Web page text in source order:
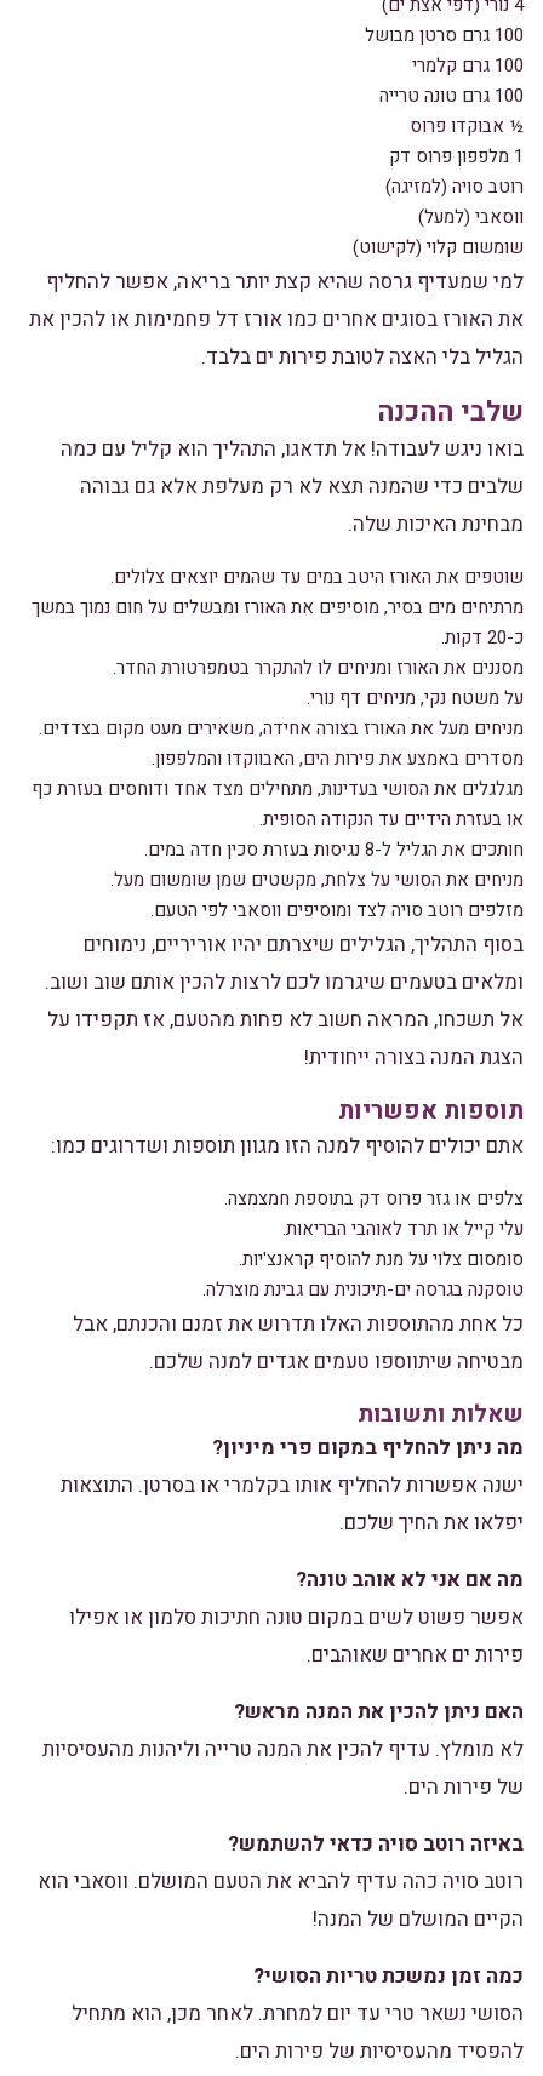
100 גרם סרטן מבושל
100 גרם קלמרי
100 גרם טונה טרייה
½ אבוקדו פרוס
1 מלפפון פרוס דק
רוטב סויה (למזיגה)
ווסאבי (למעל)
שומשום קלוי (לקישוט)
למי שמעדיף גרסה שהיא קצת יותר בריאה, אפשר להחליף
את האורז בסוגים אחרים כמו אורז דל פחמימות או להכין את
הגליל בלי האצה לטובת פירות ים בלבד.
שלבי ההכנה
בואו ניגש לעבודה! אל תדאגו, התהליך הוא קליל עם כמה
שלבים כדי שהמנה תצא לא רק מעלפת אלא גם גבוהה
מבחינת האיכות שלה.
שוטפים את האורז היטב במים עד שהמים יוצאים צלולים.
מרתיחים מים בסיר, מוסיפים את האורז ומבשלים על חום נמוך במשך
כ-20 דקות.
מסננים את האורז ומניחים לו להתקרר בטמפרטורת החדר.
על משטח נקי, מניחים דף נורי.
מניחים מעל את האורז בצורה אחידה, משאירים מעט מקום בצדדים.
מסדרים באמצע את פירות הים, האבווקדו והמלפפון.
מגלגלים את הסושי בעדינות, מתחילים מצד אחד ודוחסים בעזרת כף
או בעזרת הידיים עד הנקודה הסופית.
חותכים את הגליל ל-8 נגיסות בעזרת סכין חדה במים.
מניחים את הסושי על צלחת, מקשטים שמן שומשום מעל.
מזלפים רוטב סויה לצד ומוסיפים ווסאבי לפי הטעם.
בסוף התהליך, הגלילים שיצרתם יהיו אוריריים, נימוחים
ומלאים בטעמים שיגרמו לכם לרצות להכין אותם שוב ושוב.
אל תשכחו, המראה חשוב לא פחות מהטעם, אז תקפידו על
הצגת המנה בצורה ייחודית!
תוספות אפשריות
אתם יכולים להוסיף למנה הזו מגוון תוספות ושדרוגים כמו:
צלפים או גזר פרוס דק בתוספת חמצמצה.
עלי קייל או תרד לאוהבי הבריאות.
סומסום צלוי על מנת להוסיף קראנצ'יות.
טוסקנה בגרסה ים-תיכונית עם גבינת מוצרלה.
כל אחת מהתוספות האלו תדרוש את זמנם והכנתם, אבל
מבטיחה שיתווספו טעמים אגדים למנה שלכם.
שאלות ותשובות
מה ניתן להחליף במקום פרי מיניון?
ישנה אפשרות להחליף אותו בקלמרי או בסרטן. התוצאות
יפלאו את החיך שלכם.
מה אם אני לא אוהב טונה?
אפשר פשוט לשים במקום טונה חתיכות סלמון או אפילו
פירות ים אחרים שאוהבים.
האם ניתן להכין את המנה מראש?
לא מומלץ. עדיף להכין את המנה טרייה וליהנות מהעסיסיות
של פירות הים.
באיזה רוטב סויה כדאי להשתמש?
רוטב סויה כהה עדיף להביא את הטעם המושלם. ווסאבי הוא
הקיים המושלם של המנה!
כמה זמן נמשכת טריות הסושי?
הסושי נשאר טרי עד יום למחרת. לאחר מכן, הוא מתחיל
להפסיד מהעסיסיות של פירות הים.